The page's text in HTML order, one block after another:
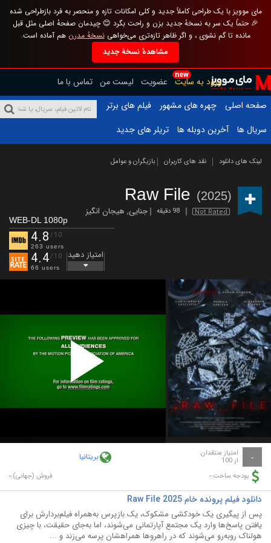
مای موویز با یک طراحی کاملاً جدید و کلی امکانات تازه و منحصر به فرد بازطراحی شده
🎉 حتماً یک سر به نسخهٔ جدید بزن و راحت بگرد 😊 چیدمان صفحهٔ اصلی مثل قبل
مانده تا گم نشوی ، و اگر ظاهر تازه‌تری می‌خواهینسخهٔ مدرن هم آماده است.
مشاهدهٔ نسخهٔ جدید
new
ورود به سایت عضویت لیست من تماس با ما
صفحه اصلی
چهره های مشهور
فیلم های برتر
سریال ها
آخرین دوبله ها تریلر های جدید
لینک های دانلود نقد های کاربران بازیگران و عوامل
Raw File (2025)
Not Rated 98 دقیقه جنایی, هیجان انگیز
WEB-DL 1080p
4.8 /10
263 users
4.4/10
66 users
امتیاز دهید
Play
Video
- امتیاز منتقدان
از 100 بریتانیا
بودجه ساخت:- فروش (جهانی):-
دانلود فیلم پرونده خام Raw File 2025
پس از پیگیری یک خودکشی مشکوک، یک بازپرس به‌همراه فیلم‌بردارش برای
یافتن پاسخ‌ها وارد یک مجتمع آپارتمانی می‌شوند، اما به‌جای حقیقت، با چیزی
هولناک روبه‌رو می‌شوند که در راهروها همراهشان پرسه می‌زند و ...